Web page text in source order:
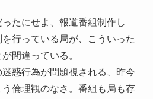
たにせよ、報道番組制作し
行っている局が、こういった
間違っている。
惑行為が問題視される、昨今
倫理観のなさ。番組も局も存